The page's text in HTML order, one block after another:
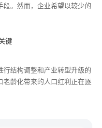
。然而，企业希望以较少的
键
行结构调整和产业转型升级的
龄化带来的人口红利正在逐